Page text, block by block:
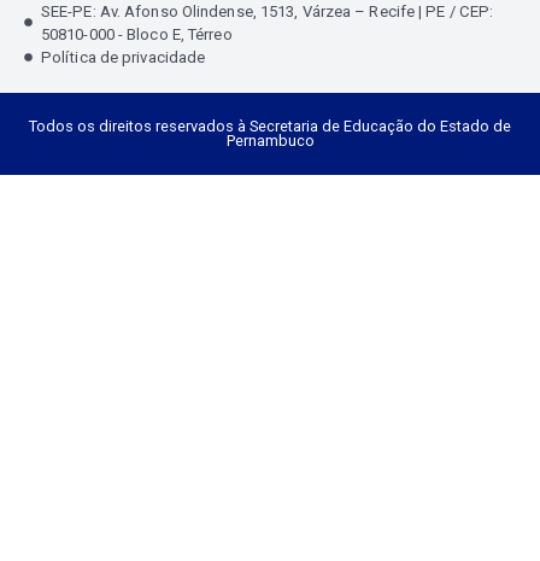
SEE-PE: Av. Afonso Olindense, 1513, Várzea – Recife | PE / CEP:
50810-000 - Bloco E, Térreo
Política de privacidade
Todos os direitos reservados à Secretaria de Educação do Estado de
Pernambuco